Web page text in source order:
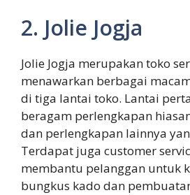
2. Jolie Jogja
Jolie Jogja merupakan toko
menawarkan berbagai
di tiga lantai toko. Lantai
beragam perlengkapan
dan perlengkapan lainnya
Terdapat juga customer
membantu pelanggan untuk
bungkus kado dan